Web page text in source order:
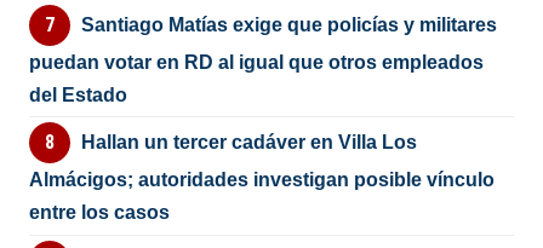
Santiago Matías exige que policías y militares
puedan votar en RD al igual que otros empleados
del Estado
Hallan un tercer cadáver en Villa Los
Almácigos; autoridades investigan posible vínculo
entre los casos